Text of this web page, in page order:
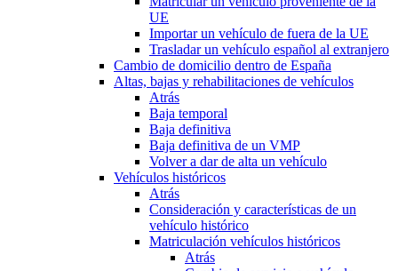
UE
Importar un vehículo de fuera de la UE
Trasladar un vehículo español al extranjero
Cambio de domicilio dentro de España
Altas, bajas y rehabilitaciones de vehículos
Atrás
Baja temporal
Baja definitiva
Baja definitiva de un VMP
Volver a dar de alta un vehículo
Vehículos históricos
Atrás
Consideración y características de un
vehículo histórico
Matriculación vehículos históricos
Atrás